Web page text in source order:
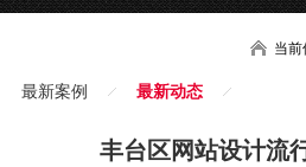
当
最新案例 最新动态
丰台区网站设计流